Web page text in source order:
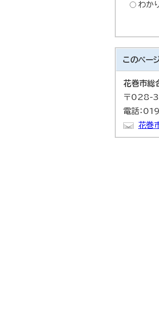
わか
このペー
花巻市総
〒028-
電話：
花巻